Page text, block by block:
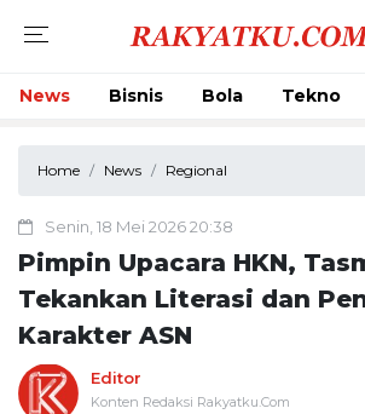
News Bisnis Bola Tekno
Home News Regional
Senin, 18 Mei 2026 20:38
Pimpin Upacara HKN,
Tekankan Literasi dan
Karakter ASN
Editor
Konten Redaksi Rakyatku.Com